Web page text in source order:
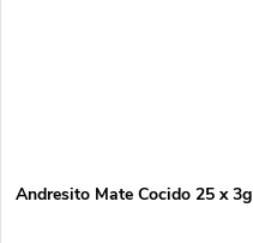
Andresito Mate Cocido 25 x 3g